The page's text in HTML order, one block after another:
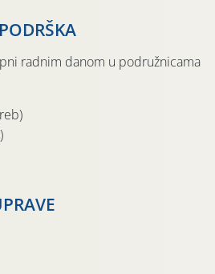
radnim danom u podružnicama